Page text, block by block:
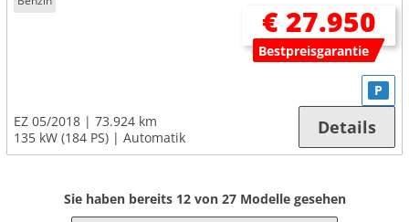
€ 27.950
Bestpreisgarantie
EZ 05/2018
73.924 km
135 kW (184 PS)
Automatik
P
Details
Sie haben bereits 12von 27Modelle gesehen